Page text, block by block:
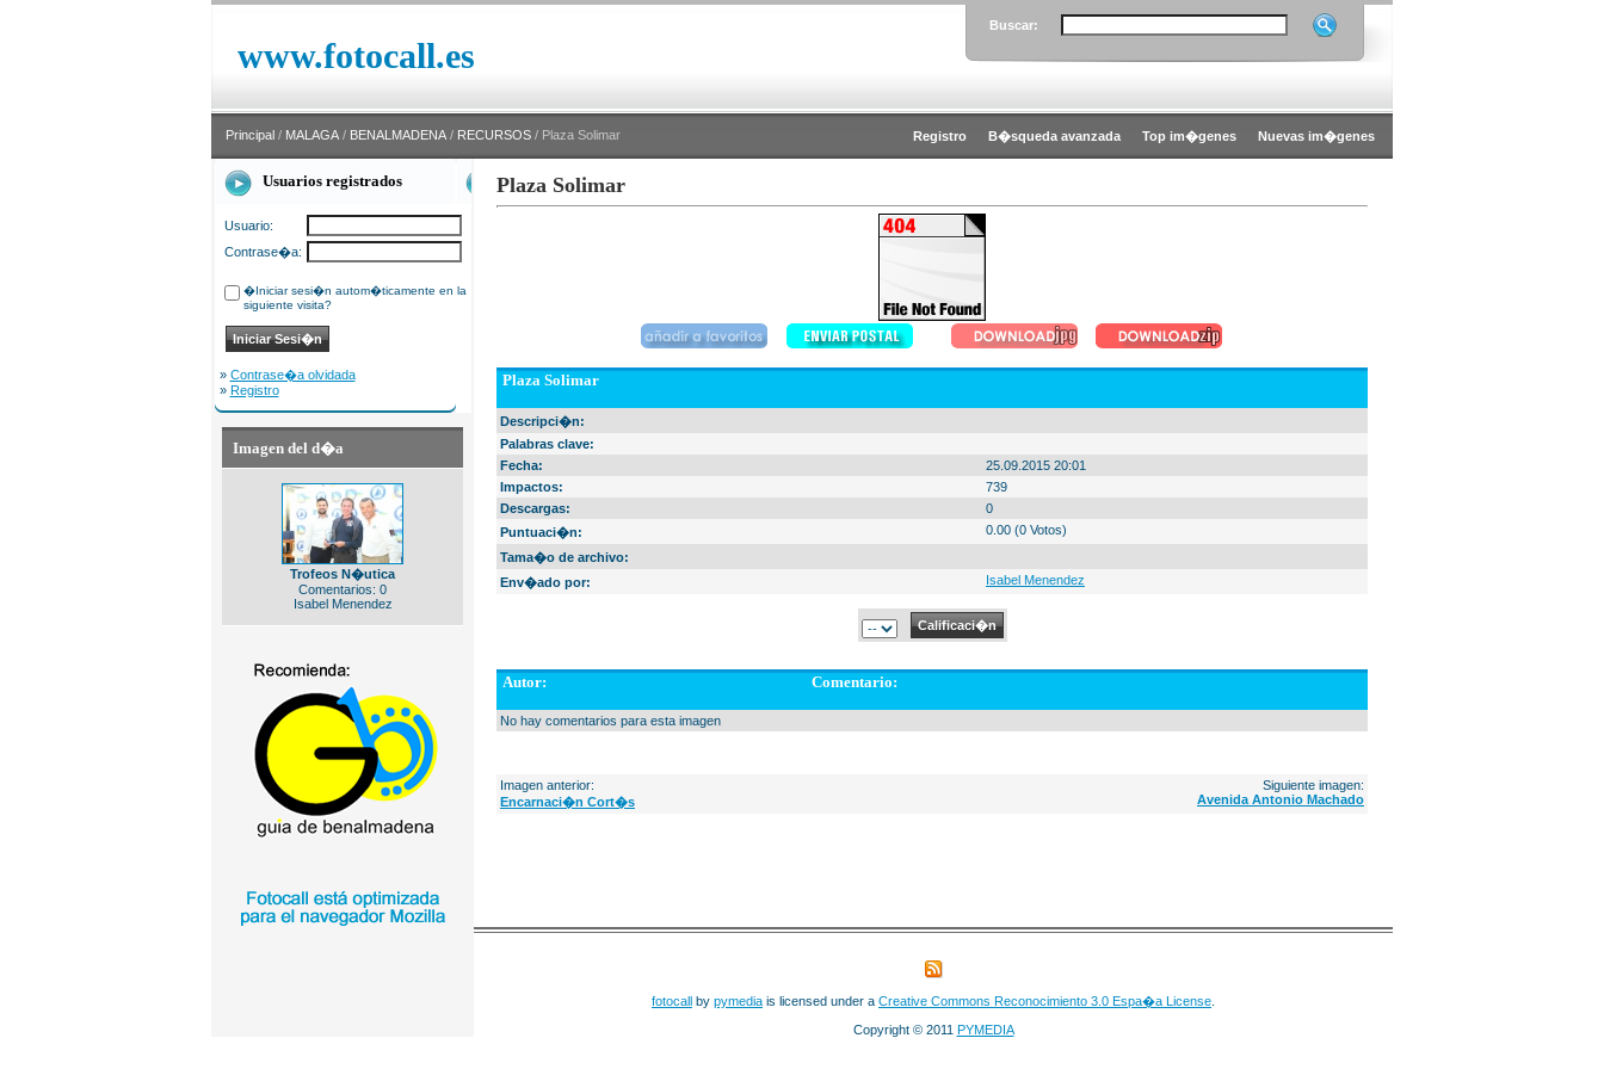
www.fotocall.es
Buscar:
Principal / MALAGA / BENALMADENA / RECURSOS / Plaza Solimar Registro B�squeda avanzada Top im�genes Nuevas im�genes
Usuarios registrados
Usuario:
Contrase�a:
�Iniciar sesi�n autom�ticamente en la
siguiente visita?
» Contrase�a olvidada
» Registro
Imagen del d�a
Trofeos N�utica
Comentarios: 0
Isabel Menendez
Plaza Solimar
Plaza Solimar
Descripci�n:
Palabras clave:
Fecha:
25.09.2015 20:01
Impactos:
739
Descargas:
0
Puntuaci�n:
0.00 (0 Votos)
Tama�o de archivo:
Env�ado por:
Isabel Menendez
Autor: Comentario:
No hay comentarios para esta imagen
Imagen anterior:
Encarnaci�n Cort�s
Siguiente imagen:
Avenida Antonio Machado
fotocall by pymedia is licensed under a Creative Commons Reconocimiento 3.0 Espa�a License
Copyright © 2011 PYMEDIA